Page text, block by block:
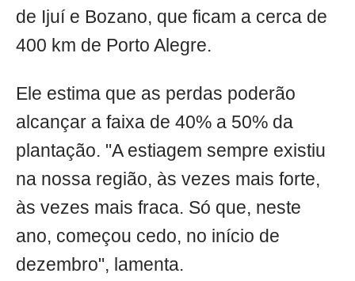
de Ijuí e Bozano, que ficam a cerca de
400 km de Porto Alegre.
Ele estima que as perdas poderão
alcançar a faixa de 40% a 50% da
plantação. "A estiagem sempre existiu
na nossa região, às vezes mais forte,
às vezes mais fraca. Só que, neste
ano, começou cedo, no início de
dezembro", lamenta.